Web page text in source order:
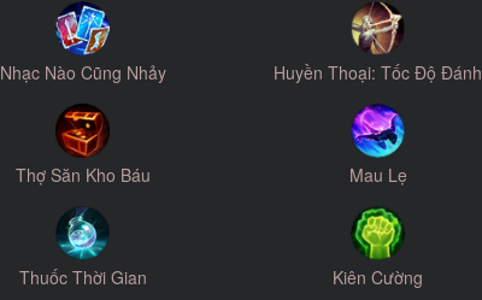
Nhạc Nào Cũng Nhảy Huyền Thoại: Tốc Độ Đánh
Thợ Săn Kho Báu Mau Lẹ
Thuốc Thời Gian Kiên Cường